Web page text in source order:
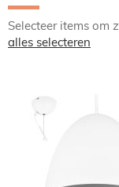
Selecteer items om
alles selecteren